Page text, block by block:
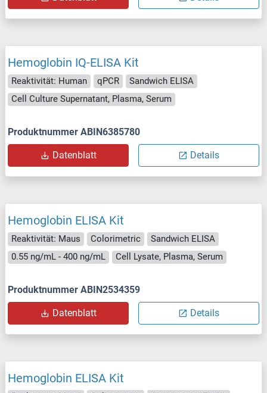
Hemoglobin IQ-ELISA Kit
Reaktivität: Human qPCR
Sandwich ELISA
Cell Culture Supernatant, Plasma, Serum
Produktnummer ABIN6385780
Datenblatt Details
Hemoglobin ELISA Kit
Reaktivität: Maus Colorimetric
Sandwich ELISA
0.55 ng/mL - 400 ng/mL
Cell Lysate, Plasma, Serum
Produktnummer ABIN2534359
Datenblatt Details
Hemoglobin ELISA Kit